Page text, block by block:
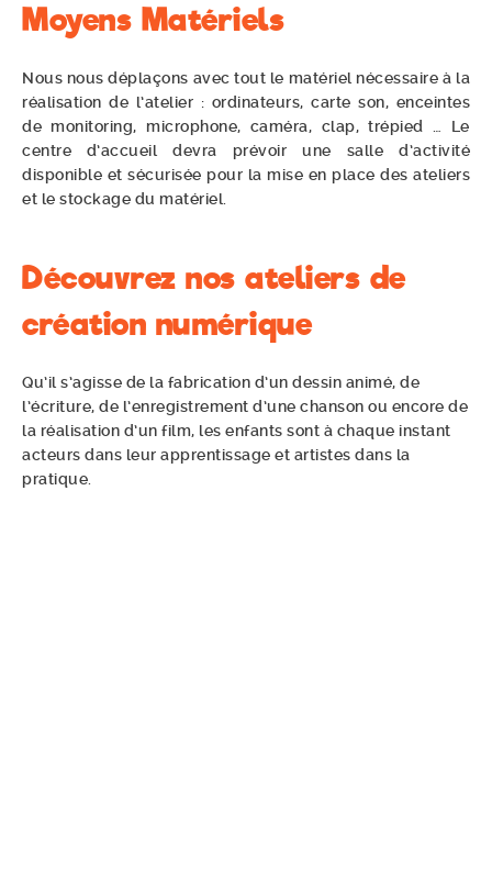
Moyens Matériels
Nous nous déplaçons avec tout le matériel nécessaire à la
réalisation de l’atelier : ordinateurs, carte son, enceintes
de monitoring, microphone, caméra, clap, trépied … Le
centre d’accueil devra prévoir une salle d’activité
disponible et sécurisée pour la mise en place des ateliers
et le stockage du matériel.
Découvrez nos ateliers de
création numérique
Qu’il s’agisse de la fabrication d’un dessin animé, de
l’écriture, de l’enregistrement d’une chanson ou encore de
la réalisation d’un film, les enfants sont à chaque instant
acteurs dans leur apprentissage et artistes dans la
pratique.